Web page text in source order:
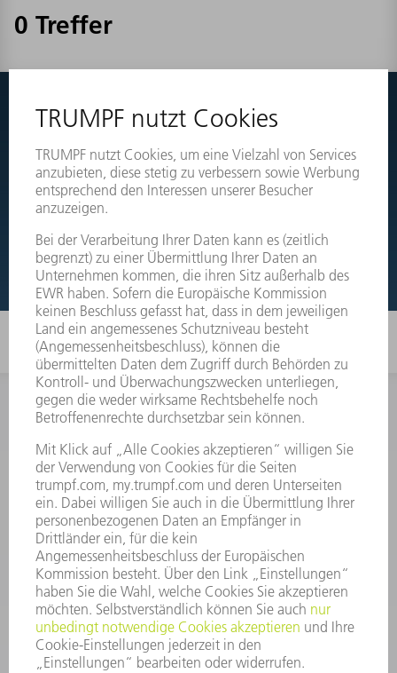
0 Treffer
Nichts gefunden?
Wechseln Sie einfach zu den Explosionszeichnungen Ihrer
Maschinen und bestellen Sie das benötigte Teil direkt.
EXPLOSIONSZEICHNUNGEN
INFORMATION
Häufig gestellte Fragen
Allgemeine Geschäftsbedingungen
KONTAKT
After Sales
+43722160396550
Mo - Do: 08:00 -17:30 Uhr
Fr: 08:00 -16:30 Uhr
ersatzteile@at.trumpf.com